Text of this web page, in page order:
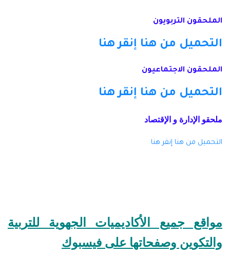
الملحقون التربويون
التحميل من هنا إنقر هنا
الملحقون الاجتماعيون
التحميل من هنا إنقر هنا
ملحقو الإدارة و الإقتصاد
التحميل من هنا إنقر هنا
مواقع جميع الأكاديميات الجهوية للتربية
والتكوين وصفحاتها على فيسبوك